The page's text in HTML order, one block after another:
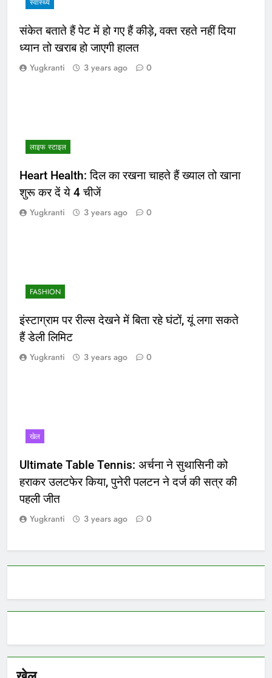
स्वास्थ्य
संकेत बताते हैं पेट में हो गए हैं कीड़े, वक्त रहते नहीं दिया
ध्यान तो खराब हो जाएगी हालत
Yugkranti 3 years ago 0
लाइफ स्टाइल
Heart Health: दिल का रखना चाहते हैं ख्याल तो खाना
शुरू कर दें ये 4 चीजें
Yugkranti 3 years ago 0
FASHION
इंस्टाग्राम पर रील्स देखने में बिता रहे घंटों, यूं लगा सकते
हैं डेली लिमिट
Yugkranti 3 years ago 0
खेल
Ultimate Table Tennis: अर्चना ने सुथासिनी को
हराकर उलटफेर किया, पुनेरी पलटन ने दर्ज की सत्र की
पहली जीत
Yugkranti 3 years ago 0